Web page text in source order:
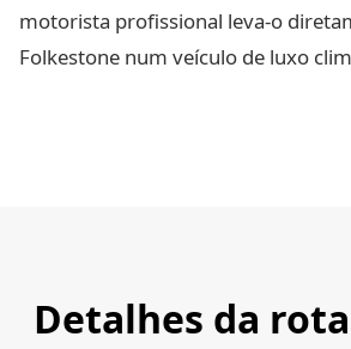
motorista profissional leva-o
Folkestone num veículo de luxo
Detalhes da